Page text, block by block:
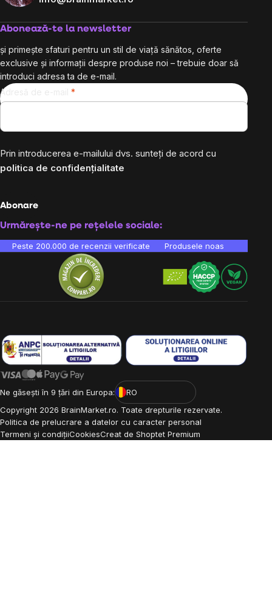
Abonează-te la newsletter
și primește sfaturi pentru un stil de viață sănătos, oferte
exclusive și informații despre produse noi – trebuie doar să
introduci adresa ta de e-mail.
Adresă de e-mail
Prin introducerea e-mailului dvs. sunteți de acord cu
politica de confidențialitate
Abonare
Urmărește-ne pe rețelele sociale:
Peste 200.000 de recenzii verificate Produsele noastre sunt
Ne găsești în 9 țări din Europa:
RO
Copyright 2026 BrainMarket.ro. Toate drepturile rezervate.
Politica de prelucrare a datelor cu caracter personal
Termeni și condițiiCookiesCreat de Shoptet Premium